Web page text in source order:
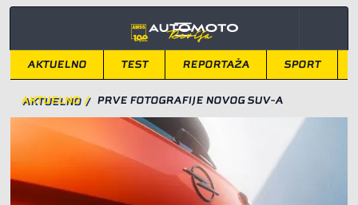
AKTUELNO TEST REPORTAŽA SPORT
AKTUELNO / PRVE FOTOGRAFIJE NOVOG SUV-A